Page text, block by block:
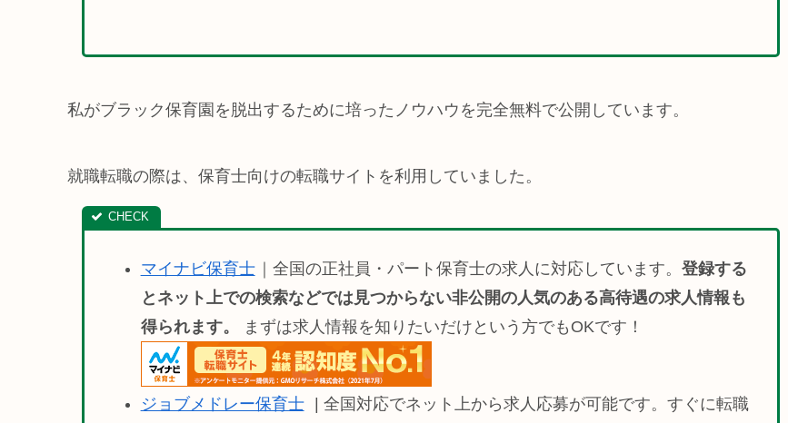
私がブラック保育園を脱出するために培ったノウハウを完全無料で公開しています。
就職転職の際は、保育士向けの転職サイトを利用していました。
マイナビ保育士 ｜全国の正社員・パート保育士の求人に対応しています。 登録する
とネット上での検索などでは見つからない非公開の人気のある高待遇の求人情報も
得られます。
まずは求人情報を知りたいだけという方でもOKです！
ジョブメドレー保育士
| 全国対応でネット上から求人応募が可能です。すぐに転職